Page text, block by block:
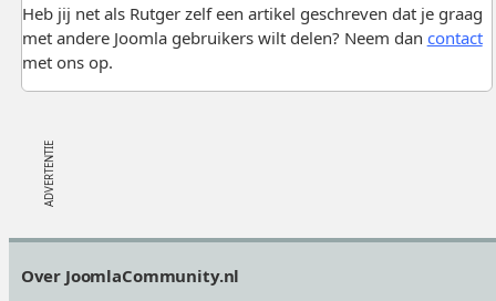
Heb jij net als Rutger zelf een artikel geschreven dat je graag
met andere Joomla gebruikers wilt delen? Neem dan contact
met ons op.
Over JoomlaCommunity.nl